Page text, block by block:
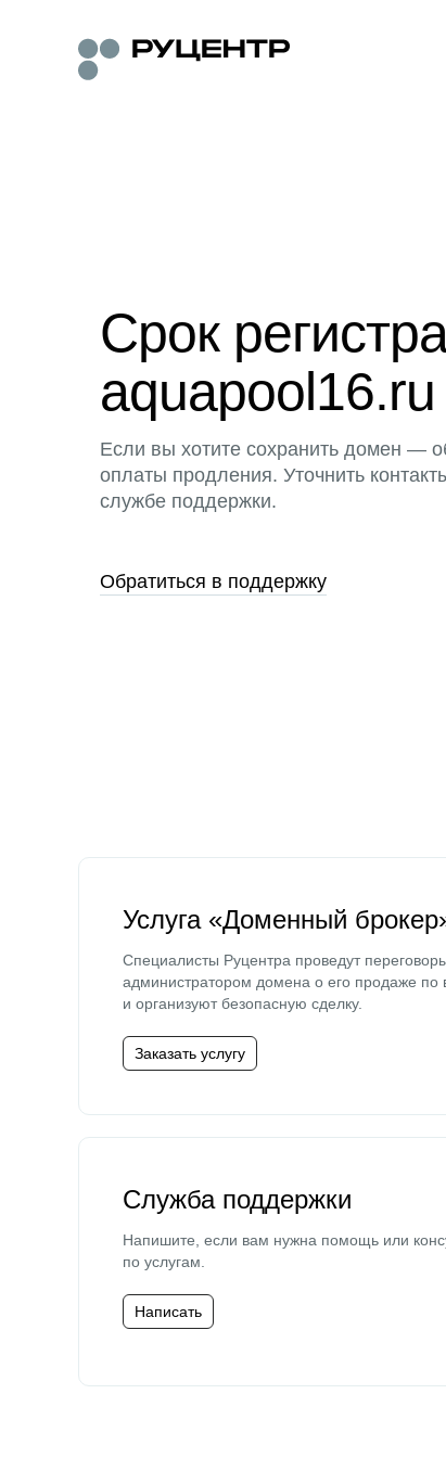
Срок
aquapool16.ru
Если вы хотите сохранить домен —
оплаты продления. Уточнить
службе поддержки.
Обратиться в поддержку
Услуга «Доменный
Специалисты Руцентра проведут
администратором домена о его продаже по
и организуют безопасную сделку.
Заказать услугу
Служба поддержки
Напишите, если вам нужна помощь или
по услугам.
Написать